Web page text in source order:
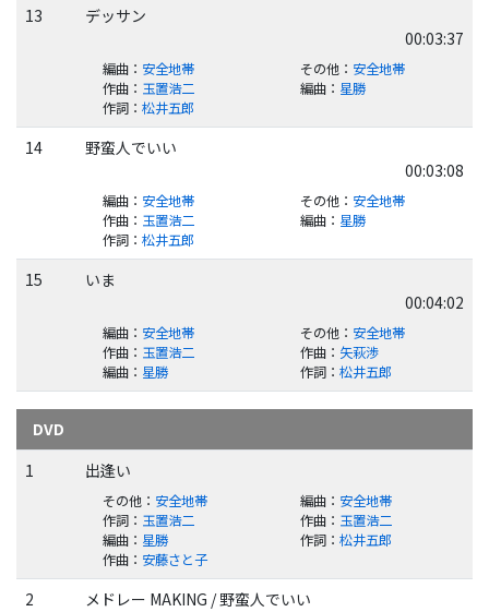
13
デッサン
00:03:37
編曲： 安全地帯 その他： 安全地帯
作曲： 玉置浩二 編曲： 星勝
作詞： 松井五郎
14
野蛮人でいい
00:03:08
編曲： 安全地帯 その他： 安全地帯
作曲： 玉置浩二 編曲： 星勝
作詞： 松井五郎
15
いま
00:04:02
編曲： 安全地帯 その他： 安全地帯
作曲： 玉置浩二 作曲： 矢萩渉
編曲： 星勝 作詞： 松井五郎
DVD
1
出逢い
その他： 安全地帯 編曲： 安全地帯
作詞： 玉置浩二 作曲： 玉置浩二
編曲： 星勝 作詞： 松井五郎
作曲： 安藤さと子
2 メドレー MAKING / 野蛮人でいい